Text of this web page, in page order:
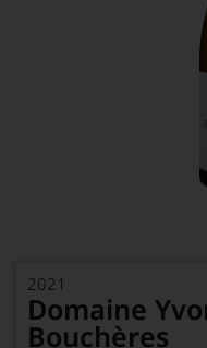
2021
Domaine
Bouchères